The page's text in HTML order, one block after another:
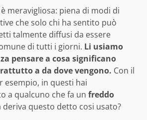
meravigliosa: piena di modi di
che solo chi ha sentito può
talmente diffusi da essere
di tutti i giorni. Li usiamo
pensare a cosa significano
a da dove vengono. Con il
esempio, in questi hai
a qualcuno che fa un freddo
deriva questo detto cosi usato?